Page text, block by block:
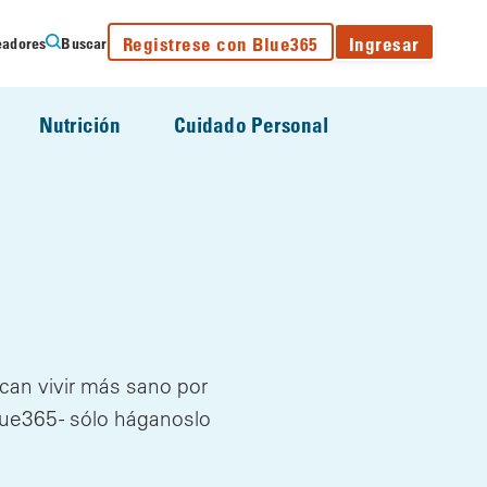
Buscar Registrese con Blue365 Ingresar
Nutrición Cuidado Personal
vivir más sano por
- sólo háganoslo